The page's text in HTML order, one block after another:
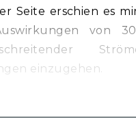
Seite erschien es
von
einzugehen.